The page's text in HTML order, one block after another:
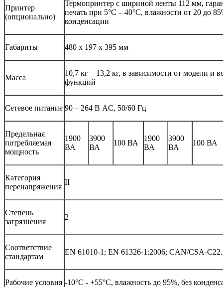
Принтер
(опционально)
Термопринтер с шириной ленты 112 мм,
печать при 5°С – 40°С, влажности от 20 до
конденсации
Габариты 480 х 197 х 395 мм
Масса
10,7 кг – 13,2 кг, в зависимости от модели и
функций
Сетевое питание 90 – 264 В AC, 50/60 Гц
Предельная
потребляемая
мощность
1900
ВА
3900
ВА
100 ВА
1900
ВА
3900
ВА
100 ВА
Категория
перенапряжения
II
Степень
загрязнения
2
Соответствие
стандартам
EN 61010-1; EN 61326-1:2006; CAN/CSA-
Рабочие условия -10°С - +55°С, влажность до 95%, без